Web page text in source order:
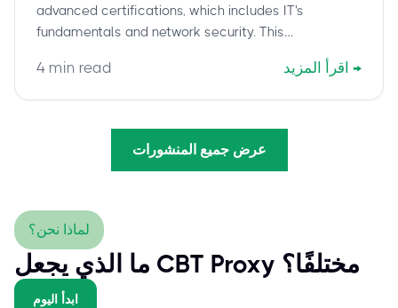
advanced certifications, which includes IT's
fundamentals and network security. This
a new career option in cyber security, cloud
computing, or security-focused administration.
4 min read اقرأ المزيد →
عرض جميع المنشورات
لماذا نحن؟
ما الذي يجعل CBT Proxy مختلفًا؟
ابدأ اليوم